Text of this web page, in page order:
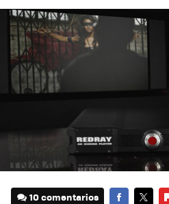
10 comentarios